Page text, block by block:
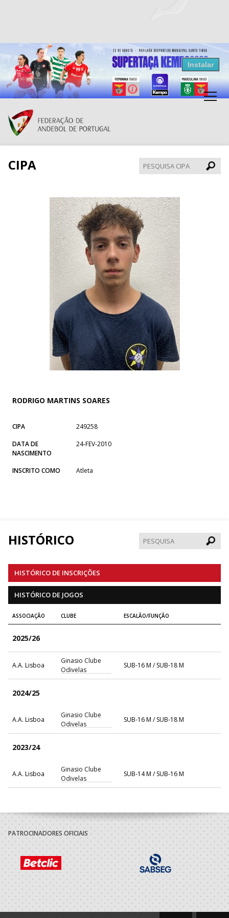
Resultados Andebol
Federação de Andebol de Portugal
Grátis - Disponivel na Play Store
Instalar
CIPA
CIPA
RODRIGO MARTINS SOARES
CIPA
249258
DATA DE
NASCIMENTO
24-FEV-2010
INSCRITO COMO Atleta
HISTÓRICO
HISTÓRICO DE INSCRIÇÕES
HISTÓRICO DE JOGOS
ASSOCIAÇÃO CLUBE ESCALÃO/FUNÇÃO
2025/26
A.A. Lisboa
Ginasio Clube
Odivelas
SUB-16 M / SUB-18 M
2024/25
A.A. Lisboa
Ginasio Clube
Odivelas
SUB-16 M / SUB-18 M
2023/24
A.A. Lisboa
Ginasio Clube
Odivelas
SUB-14 M / SUB-16 M
PATROCINADORES OFICIAIS